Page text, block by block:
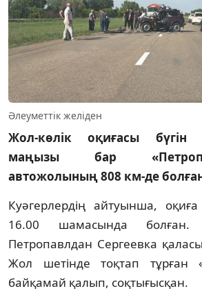
Әлеуметтік желіден
Жол-көлік оқиғасы бүгін
маңызы бар
автожолының 808 км-де
Куәгерлердің айтуынша,
16.00 шамасында болған.
Петропавлдан Сергеевка
Жол шетінде тоқтап тұрған
байқамай қалып, соқтығысқан.